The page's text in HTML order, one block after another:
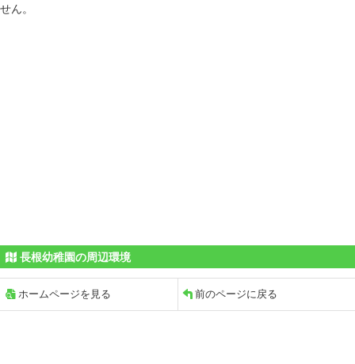
せん。
長根幼稚園の周辺環境
ホームページを見る 前のページに戻る